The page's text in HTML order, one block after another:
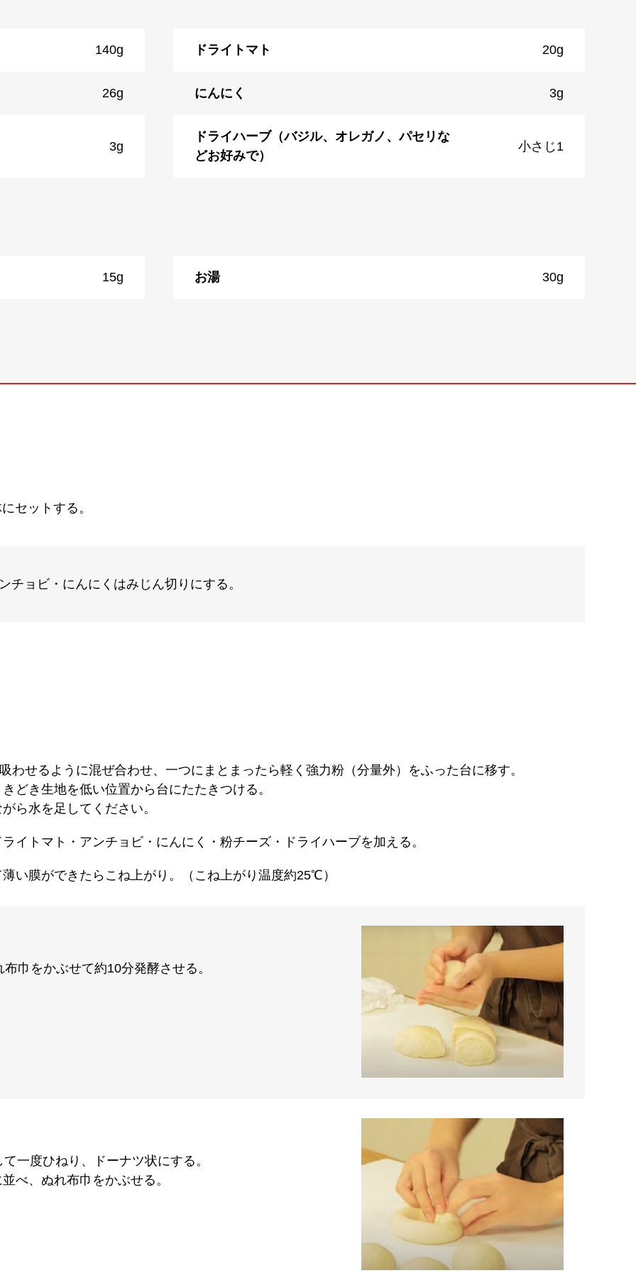
140g ドライトマト 20g
26g にんにく 3g
3g
ドライハーブ（バジル、オレガノ、パセリな
どお好みで）
小さじ1
15g お湯 30g
セットする。
ョビ・にんにくはみじん切りにする。
わせるように混ぜ合わせ、一つにまとまったら軽く強力粉（分量外）をふった台に移す。
どき生地を低い位置から台にたたきつける。
ら水を足してください。
イトマト・アンチョビ・にんにく・粉チーズ・ドライハーブを加える。
い膜ができたらこね上がり。（こね上がり温度約25℃）
巾をかぶせて約10分発酵させる。
一度ひねり、ドーナツ状にする。
べ、ぬれ布巾をかぶせる。